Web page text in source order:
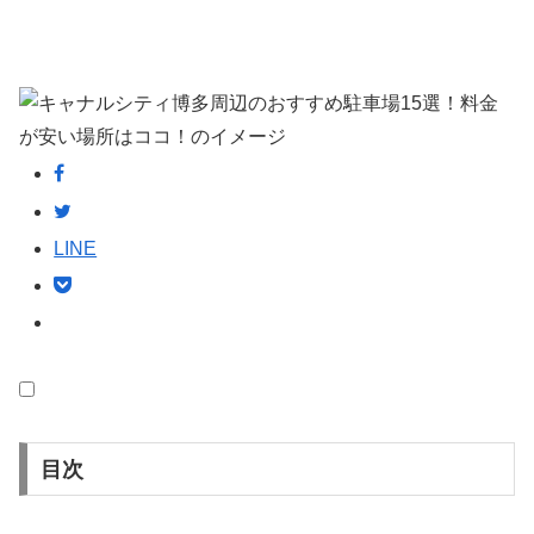
LINE
目次